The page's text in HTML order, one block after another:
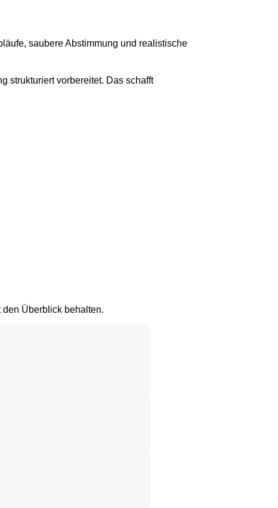
saubere Abstimmung und realistische
strukturiert vorbereitet. Das schafft
Überblick behalten.